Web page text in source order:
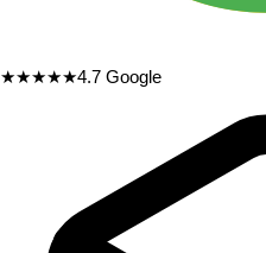
★★★★★4.7 Google